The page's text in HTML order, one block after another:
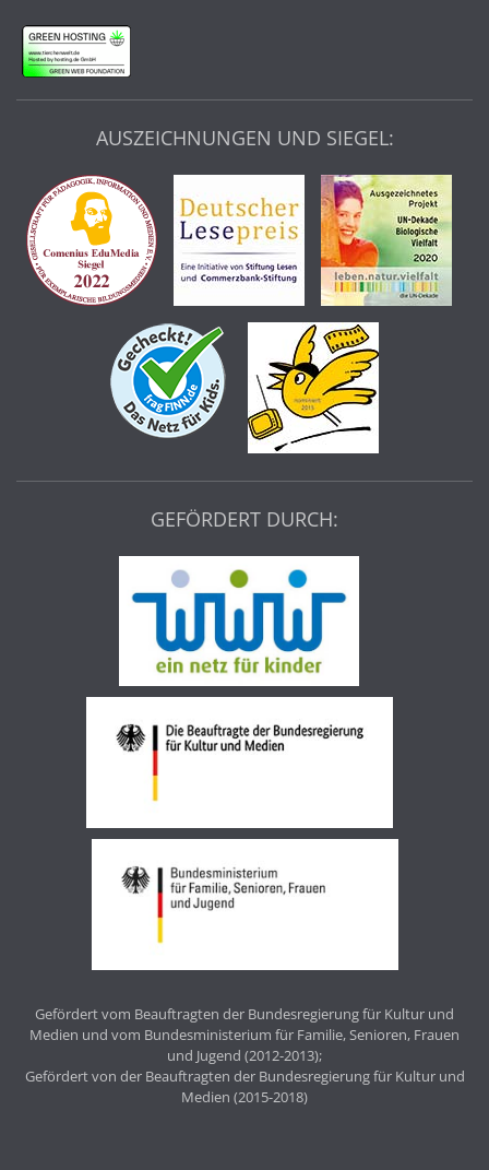
AUSZEICHNUNGEN UND SIEGEL:
GEFÖRDERT DURCH:
Gefördert vom Beauftragten der Bundesregierung für Kultur und
Medien und vom Bundesministerium für Familie, Senioren, Frauen
und Jugend (2012-2013);
Gefördert von der Beauftragten der Bundesregierung für Kultur und
Medien (2015-2018)